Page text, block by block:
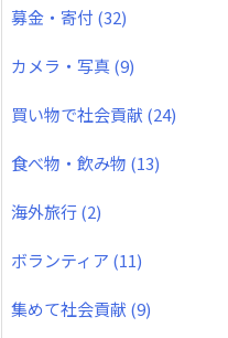
募金・寄付 (32)
カメラ・写真(9)
買い物で社会貢献 (24)
食べ物・飲み物 (13)
海外旅行(2)
ボランティア (11)
集めて社会貢献 (9)